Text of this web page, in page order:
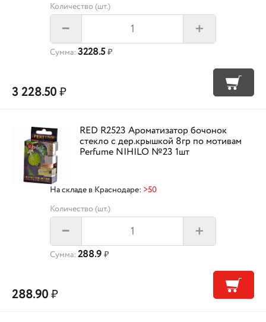
Количество (шт.)
– +
Сумма: 3228.5 ₽
3 228.50₽
RED R2523 Ароматизатор бочонок
стекло с дер.крышкой 8гр по мотивам
Perfume NIHILO №23 1шт
На складе в Краснодаре: >50
Количество (шт.)
– +
Сумма: 288.9 ₽
288.90₽